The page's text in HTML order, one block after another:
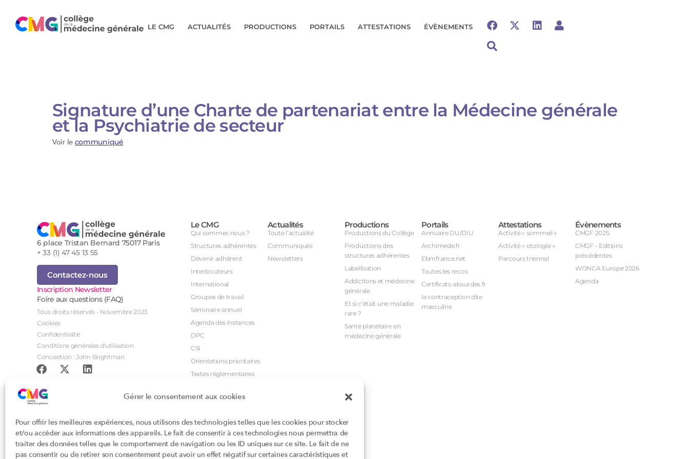
Gérer le consentement aux cookies
Pour offrir les meilleures expériences, nous utilisons des technologies telles que les cookies pour stocker
et/ou accéder aux informations des appareils. Le fait de consentir à ces technologies nous permettra de
traiter des données telles que le comportement de navigation ou les ID uniques sur ce site. Le fait de ne
pas consentir ou de retirer son consentement peut avoir un effet négatif sur certaines caractéristiques et
LE CMG ACTUALITÉS PRODUCTIONS PORTAILS ATTESTATIONS ÉVÈNEMENTS
Signature d’une Charte de partenariat entre la Médecine générale
et la Psychiatrie de secteur
Voir le communiqué
6 place Tristan Bernard 75017 Paris
+ 33 (1) 47 45 13 55
Contactez-nous
Inscription Newsletter
Foire aux questions (FAQ)
Tous droits réservés - Novembre 2023
Cookies
Confidentialité
Conditions générales d'utilisation
Conception : John Brightman
Le CMG
Qui sommes nous ?
Structures adhérentes
Dévenir adhérent
Interlocuteurs
International
Groupes de travail
Séminaire annuel
Agenda des instances
DPC
CSI
Orientations prioritaires
Textes règlementaires
Actualités
Toute l’actualité
Communiqués
Newsletters
Productions
Productions du Collège
Productions des
structures adhérentes
Labellisation
Addictions et médecine
générale
Et si c’était une maladie
rare ?
Santé planétaire en
médecine générale
Portails
Annuaire DU/DIU
Archimede.fr
Ebmfrance.net
Toutes les recos
Certificats-absurdes.fr
la contraception dite
masculine
Attestations
Activité « sommeil »
Activité « otologie »
Parcours triennal
Évènements
CMGF 2025
CMGF - Editions
précédentes
WONCA Europe 2026
Agenda